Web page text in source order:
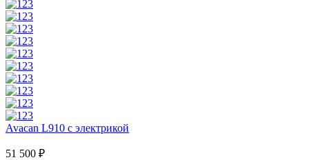
Avacan L910 с электрикой
51 500 ₽